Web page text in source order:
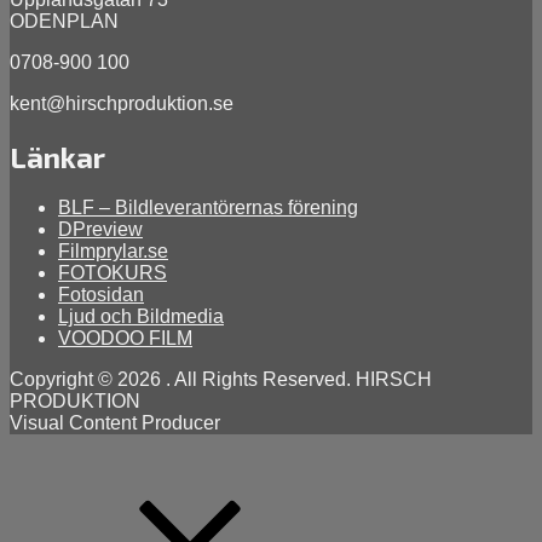
ODENPLAN
0708-900 100
kent@hirschproduktion.se
Länkar
BLF – Bildleverantörernas förening
DPreview
Filmprylar.se
FOTOKURS
Fotosidan
Ljud och Bildmedia
VOODOO FILM
Copyright © 2026 . All Rights Reserved. HIRSCH
PRODUKTION
Visual Content Producer